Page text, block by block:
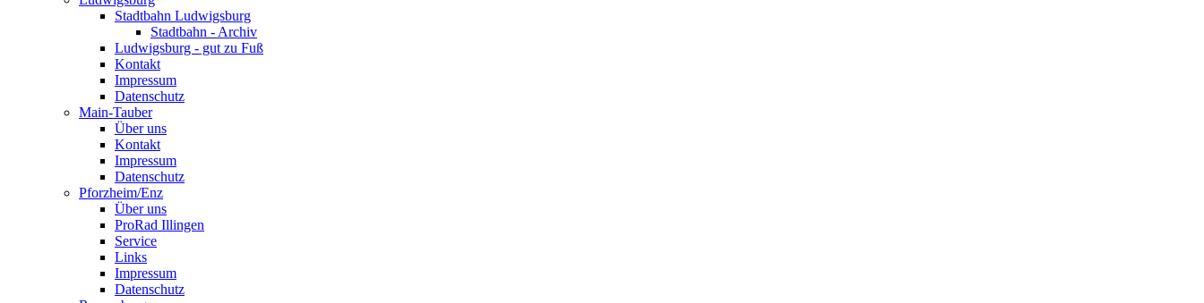
Stadtbahn Ludwigsburg
Stadtbahn - Archiv
Ludwigsburg - gut zu Fuß
Kontakt
Impressum
Datenschutz
Main-Tauber
Über uns
Kontakt
Impressum
Datenschutz
Pforzheim/Enz
Über uns
ProRad Illingen
Service
Links
Impressum
Datenschutz